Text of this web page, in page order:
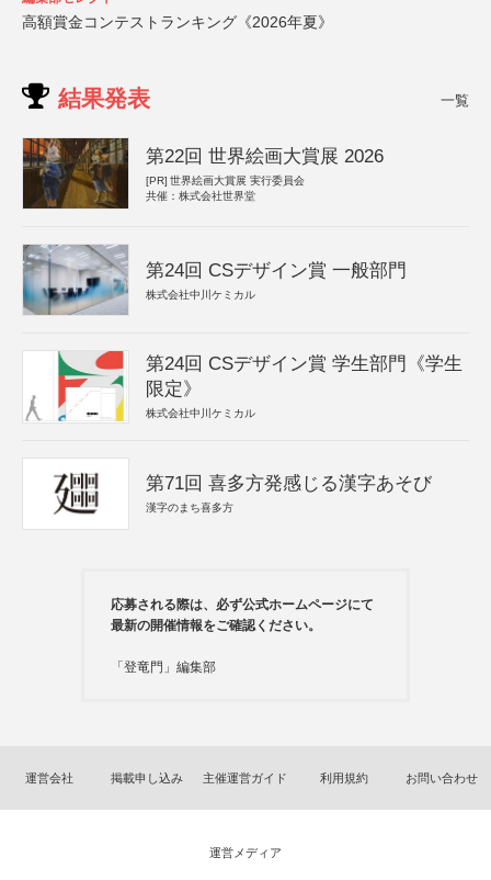
高額賞金コンテストランキング《2026年夏》
結果発表 一覧
第22回 世界絵画大賞展 2026
[PR] 世界絵画大賞展 実行委員会
共催：株式会社世界堂
第24回 CSデザイン賞 一般部門
株式会社中川ケミカル
第24回 CSデザイン賞 学生部門《学生
限定》
株式会社中川ケミカル
第71回 喜多方発感じる漢字あそび
漢字のまち喜多方
応募される際は、必ず公式ホームページにて
最新の開催情報をご確認ください。
「登竜門」編集部
運営会社 掲載申し込み 主催運営ガイド 利用規約 お問い合わせ
運営メディア